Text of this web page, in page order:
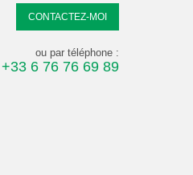
CONTACTEZ-MOI
ou par téléphone :
+33 6 76 76 69 89